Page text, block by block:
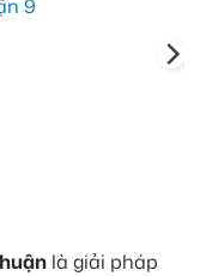
là giải pháp